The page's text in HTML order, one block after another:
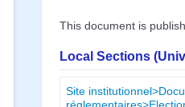
This document is
Local Sections
Site